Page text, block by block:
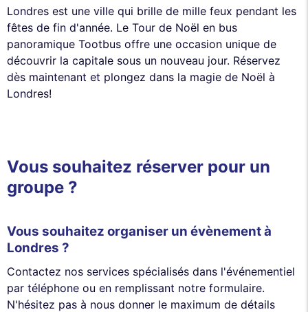
Londres est une ville qui brille de mille feux pendant les
fêtes de fin d'année. Le Tour de Noël en bus
panoramique Tootbus offre une occasion unique de
découvrir la capitale sous un nouveau jour. Réservez
dès maintenant et plongez dans la magie de Noël à
Londres!
Vous souhaitez réserver pour un
groupe ?
Vous souhaitez organiser un évènement à
Londres ?
Contactez nos services spécialisés dans l'événementiel
par téléphone ou en remplissant notre formulaire.
N'hésitez pas à nous donner le maximum de détails